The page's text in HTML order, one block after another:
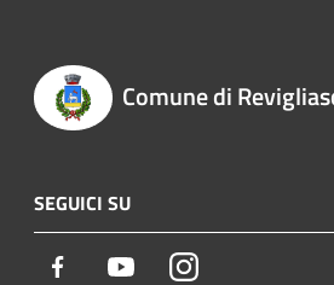
Comune di
SEGUICI SU
Facebook YoutubeInstagram